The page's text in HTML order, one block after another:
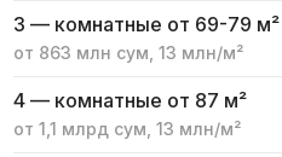
3 — комнатные от 69-79 м²
от 863 млн сум 13 млн/м²
4 — комнатные от 87 м²
от 1,1 млрд сум 13 млн/м²